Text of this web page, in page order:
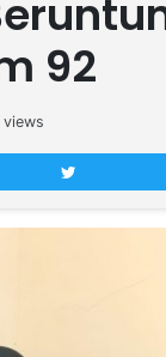
92
views